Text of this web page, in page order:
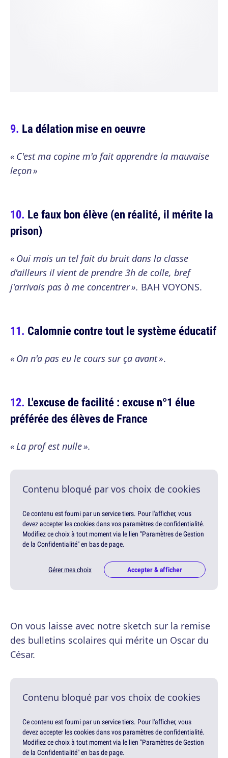
La délation mise en oeuvre
« C'est ma copine m'a fait apprendre la mauvaise
leçon »
Le faux bon élève (en réalité, il mérite la
prison)
« Oui mais un tel fait du bruit dans la classe
d'ailleurs il vient de prendre 3h de colle, bref
j'arrivais pas à me concentrer ». BAH VOYONS.
Calomnie contre tout le système éducatif
« On n'a pas eu le cours sur ça avant ».
L'excuse de facilité : excuse n°1 élue
préférée des élèves de France
« La prof est nulle ».
Contenu bloqué par vos choix de cookies
Ce contenu est fourni par un service tiers. Pour l'afficher, vous
devez accepter les cookies dans vos paramètres de confidentialité.
Modifiez ce choix à tout moment via le lien "Paramètres de Gestion
de la Confidentialité" en bas de page.
Gérer mes choix Accepter & afficher
On vous laisse avec notre sketch sur la remise
des bulletins scolaires qui mérite un Oscar du
César.
Contenu bloqué par vos choix de cookies
Ce contenu est fourni par un service tiers. Pour l'afficher, vous
devez accepter les cookies dans vos paramètres de confidentialité.
Modifiez ce choix à tout moment via le lien "Paramètres de Gestion
de la Confidentialité" en bas de page.